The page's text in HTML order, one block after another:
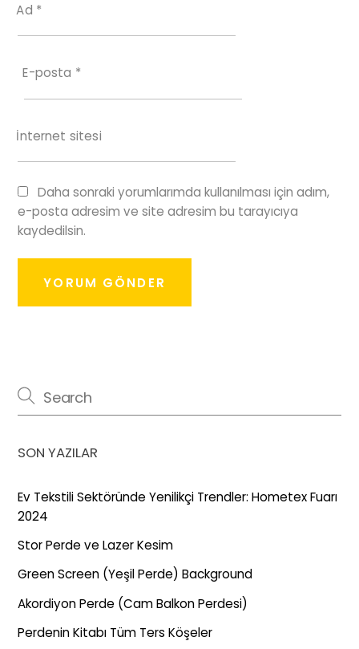
Ad *
E-posta *
İnternet sitesi
Daha sonraki yorumlarımda kullanılması için adım,
e-posta adresim ve site adresim bu tarayıcıya
kaydedilsin.
SON YAZILAR
Ev Tekstili Sektöründe Yenilikçi Trendler: Hometex Fuarı
2024
Stor Perde ve Lazer Kesim
Green Screen (Yeşil Perde) Background
Akordiyon Perde (Cam Balkon Perdesi)
Perdenin Kitabı Tüm Ters Köşeler